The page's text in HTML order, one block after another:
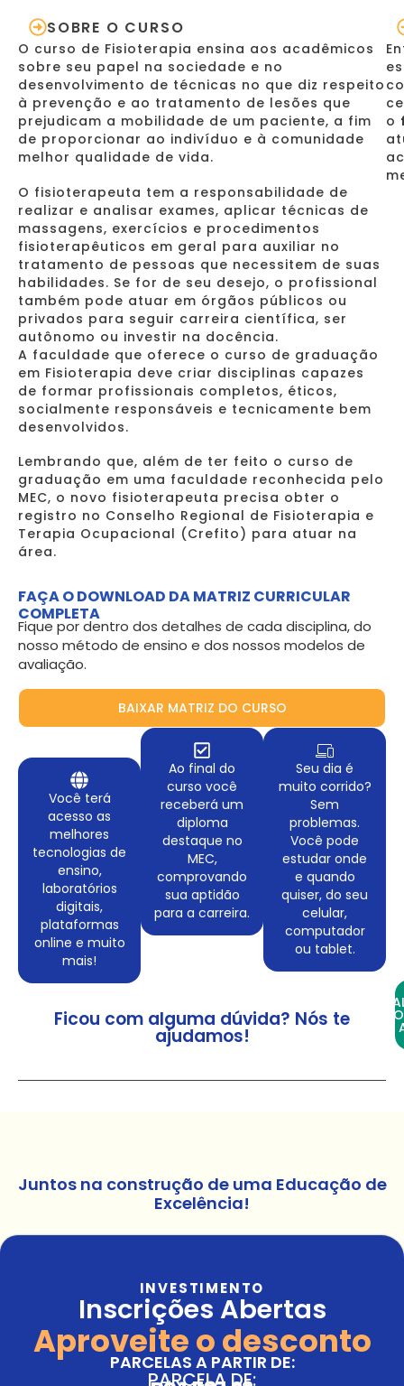
SOBRE O CURSO
O curso de Fisioterapia ensina aos acadêmicos
sobre seu papel na sociedade e no
desenvolvimento de técnicas no que diz respeito
à prevenção e ao tratamento de lesões que
prejudicam a mobilidade de um paciente, a fim
de proporcionar ao indivíduo e à comunidade
melhor qualidade de vida.
O fisioterapeuta tem a responsabilidade de
realizar e analisar exames, aplicar técnicas de
massagens, exercícios e procedimentos
fisioterapêuticos em geral para auxiliar no
tratamento de pessoas que necessitem de suas
habilidades. Se for de seu desejo, o profissional
também pode atuar em órgãos públicos ou
privados para seguir carreira científica, ser
autônomo ou investir na docência.
A faculdade que oferece o curso de graduação
em Fisioterapia deve criar disciplinas capazes
de formar profissionais completos, éticos,
socialmente responsáveis e tecnicamente bem
desenvolvidos.
Lembrando que, além de ter feito o curso de
graduação em uma faculdade reconhecida pelo
MEC, o novo fisioterapeuta precisa obter o
registro no Conselho Regional de Fisioterapia e
Terapia Ocupacional (Crefito) para atuar na
área.
o
FAÇA O DOWNLOAD DA MATRIZ CURRICULAR
COMPLETA
Fique por dentro dos detalhes de cada disciplina, do
nosso método de ensino e dos nossos modelos de
avaliação.
BAIXAR MATRIZ DO CURSO
Você terá
acesso as
melhores
tecnologias de
ensino,
laboratórios
digitais,
plataformas
online e muito
mais!
Ao final do
curso você
receberá um
diploma
destaque no
MEC,
comprovando
sua aptidão
para a carreira.
Seu dia é
muito corrido?
Sem
problemas.
Você pode
estudar onde
e quando
quiser, do seu
celular,
computador
ou tablet.
Ficou com alguma dúvida? Nós te
ajudamos!
Juntos na construção de uma Educação de
Excelência!
INVESTIMENTO
Inscrições Abertas
Aproveite o desconto
PARCELAS A PARTIR DE:
PARCELA DE: